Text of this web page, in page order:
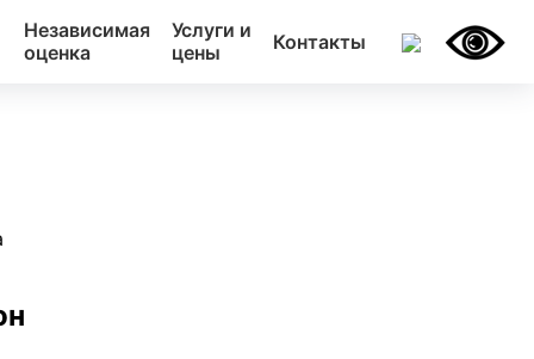
Независимая
оценка
Услуги и
цены
Контакты